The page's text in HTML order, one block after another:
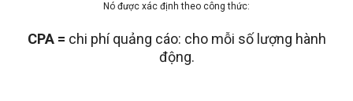
Nó được xác định theo công thức:
CPA = chi phí quảng cáo: cho mỗi số lượng hành
động.